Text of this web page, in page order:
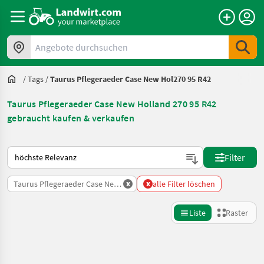
Angebote durchsuchen
/Tags /Taurus Pflegeraeder Case New Hol270 95 R42
Taurus Pflegeraeder Case New Holland 270 95 R42
gebraucht kaufen & verkaufen
So wird auf Landwirt.com sortiert
Filter
Taurus Pflegeraeder Case New Holland 270 95 R42
x x alle Filter löschen
Liste Raster